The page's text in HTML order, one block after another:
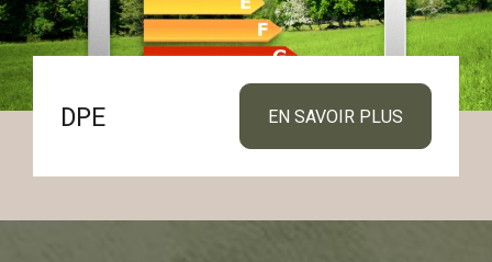
DPE EN SAVOIR PLUS